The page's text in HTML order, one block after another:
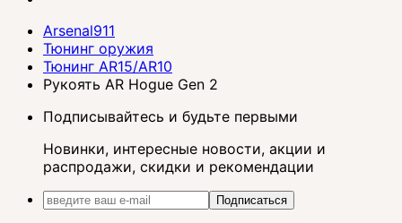
Arsenal911
Тюнинг оружия
Тюнинг AR15/AR10
Рукоять AR Hogue Gen 2
Подписывайтесь и будьте первыми
Новинки, интересные новости, акции и
распродажи, скидки и рекомендации
Подписаться